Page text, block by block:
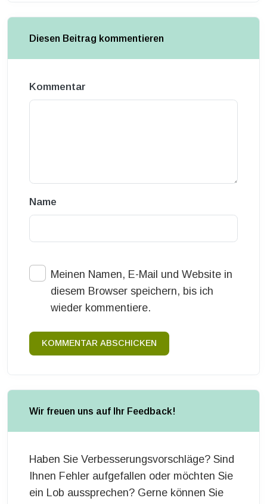
Diesen Beitrag kommentieren
Kommentar
Name
Meinen Namen, E-Mail und Website in
diesem Browser speichern, bis ich
wieder kommentiere.
KOMMENTAR ABSCHICKEN
Wir freuen uns auf Ihr Feedback!
Haben Sie Verbesserungsvorschläge? Sind
Ihnen Fehler aufgefallen oder möchten Sie
ein Lob aussprechen? Gerne können Sie